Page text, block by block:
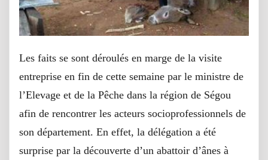
Les faits se sont déroulés en marge de la visite
entreprise en fin de cette semaine par le ministre de
l’Elevage et de la Pêche dans la région de Ségou
afin de rencontrer les acteurs socioprofessionnels de
son département. En effet, la délégation a été
surprise par la découverte d’un abattoir d’ânes à